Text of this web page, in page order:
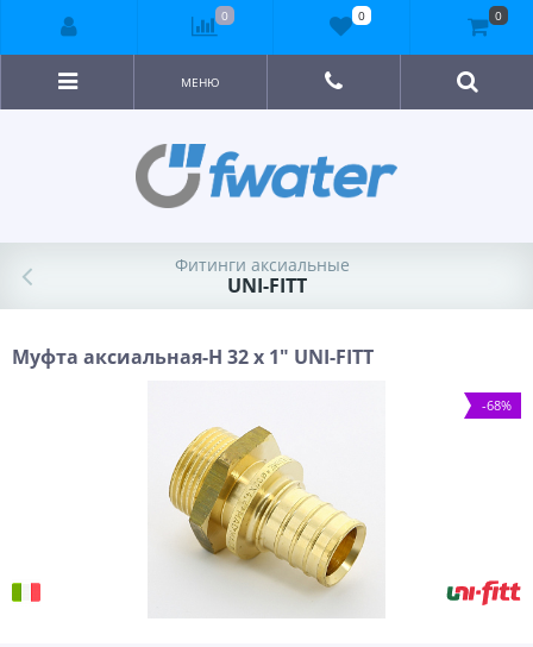
МЕНЮ
Фитинги аксиальные
UNI-FITT
Муфта аксиальная-Н 32 х 1" UNI-FITT
-68%
0 0 0